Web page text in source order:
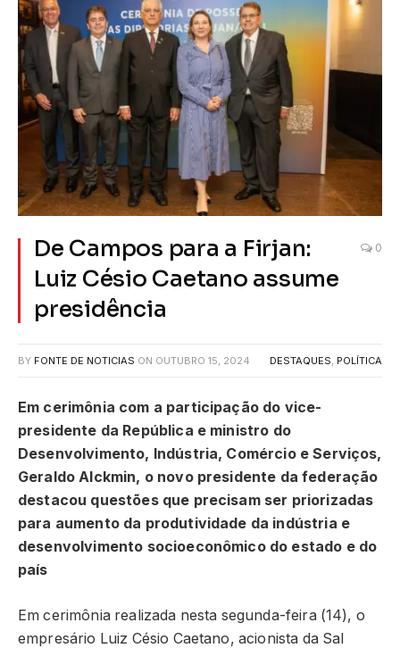
De Campos para a Firjan:
Luiz Césio Caetano assume
presidência
0
BY FONTE DE NOTICIAS ON OUTUBRO 15, 2024 DESTAQUES, POLÍTICA
Em cerimônia com a participação do vice-
presidente da República e ministro do
Desenvolvimento, Indústria, Comércio e Serviços,
Geraldo Alckmin, o novo presidente da federação
destacou questões que precisam ser priorizadas
para aumento da produtividade da indústria e
desenvolvimento socioeconômico do estado e do
país
Em cerimônia realizada nesta segunda-feira (14), o
empresário Luiz Césio Caetano, acionista da Sal